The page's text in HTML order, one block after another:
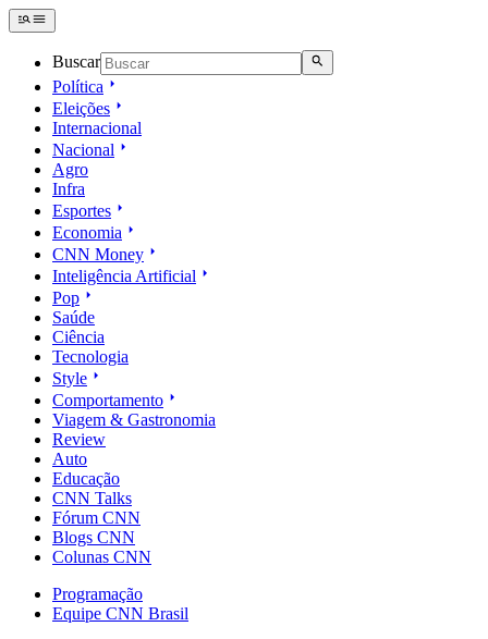
Buscar
Política
Eleições
Internacional
Nacional
Agro
Infra
Esportes
Economia
CNN Money
Inteligência Artificial
Pop
Saúde
Ciência
Tecnologia
Style
Comportamento
Viagem & Gastronomia
Review
Auto
Educação
CNN Talks
Fórum CNN
Blogs CNN
Colunas CNN
Programação
Equipe CNN Brasil